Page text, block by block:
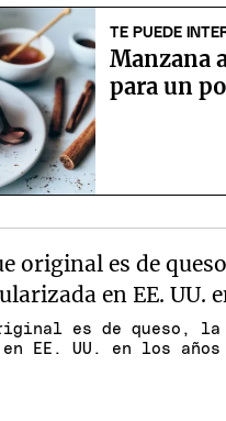
TE PUEDE
Manzana
para un
es de queso,
EE. UU. en los años